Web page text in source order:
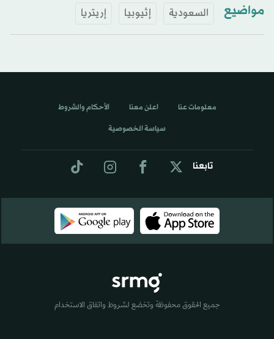
مواضيع السعودية إثيوبيا إريتريا
تابعنا
معلومات عنا اعلن معنا الأحكام والشروط
سياسة الخصوصية
جميع الحقوق محفوظة وتخضع لشروط واتفاق الاستخدام